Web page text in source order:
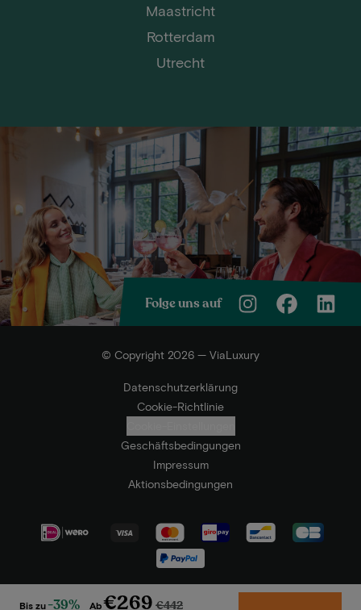
Bis zu -39% Ab€269 €442
Maastricht
Rotterdam
Utrecht
Folge uns auf
© Copyright 2026 — ViaLuxury
Datenschutzerklärung
Cookie-Richtlinie
Geschäftsbedingungen
Impressum
Aktionsbedingungen